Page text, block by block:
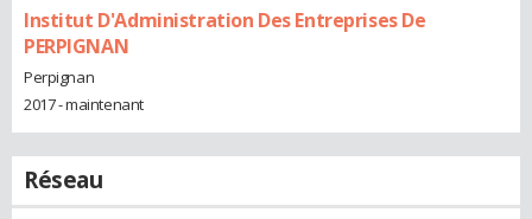
Institut D'Administration Des Entreprises De
PERPIGNAN
Perpignan
2017 - maintenant
Réseau